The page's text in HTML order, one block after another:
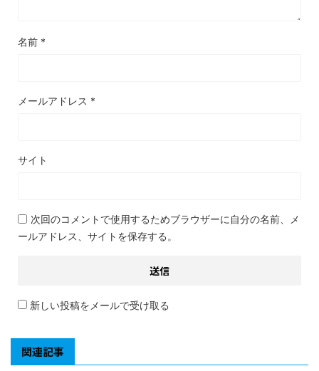
名前 *
メールアドレス *
サイト
次回のコメントで使用するためブラウザーに自分の名前、メ
ールアドレス、サイトを保存する。
新しい投稿をメールで受け取る
関連記事